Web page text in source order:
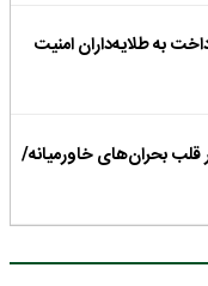
به طلایه‌داران امنیت
قلب بحران‌های خاورمیانه/